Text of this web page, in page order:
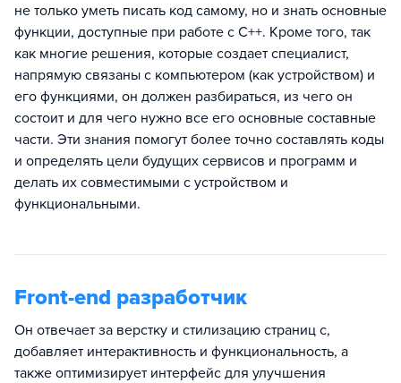
не только уметь писать код самому, но и знать основные
функции, доступные при работе с C++. Кроме того, так
как многие решения, которые создает специалист,
напрямую связаны с компьютером (как устройством) и
его функциями, он должен разбираться, из чего он
состоит и для чего нужно все его основные составные
части. Эти знания помогут более точно составлять коды
и определять цели будущих сервисов и программ и
делать их совместимыми с устройством и
функциональными.
Front-end разработчик
Он отвечает за верстку и стилизацию страниц с,
добавляет интерактивность и функциональность, а
также оптимизирует интерфейс для улучшения